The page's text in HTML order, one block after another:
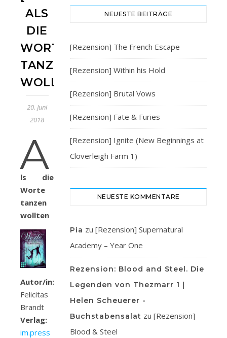
ALS
DIE
WORTE
TANZEN
WOLLTEN
20. Juni
2018
A
ls die
Worte
tanzen
wollten
Autor/in:
Felicitas
Brandt
Verlag:
im.press
NEUESTE BEITRÄGE
[Rezension] The French Escape
[Rezension] Within his Hold
[Rezension] Brutal Vows
[Rezension] Fate & Furies
[Rezension] Ignite (New Beginnings at
Cloverleigh Farm 1)
NEUESTE KOMMENTARE
Pia zu [Rezension] Supernatural
Academy – Year One
Rezension: Blood and Steel. Die
Legenden von Thezmarr 1 |
Helen Scheuerer -
Buchstabensalat zu [Rezension]
Blood & Steel